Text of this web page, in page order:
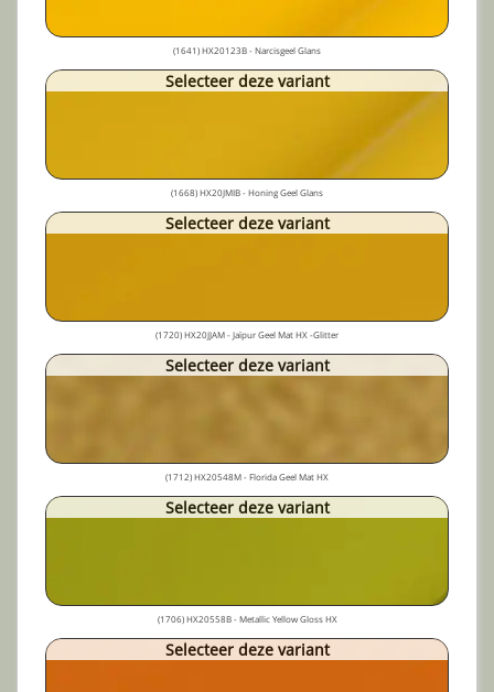
(1641) HX20123B - Narcisgeel Glans
Selecteer deze variant
(1668) HX20JMIB - Honing Geel Glans
Selecteer deze variant
(1720) HX20JJAM - Jaïpur Geel Mat HX -Glitter
Selecteer deze variant
(1712) HX20548M - Florida Geel Mat HX
Selecteer deze variant
(1706) HX20558B - Metallic Yellow Gloss HX
Selecteer deze variant